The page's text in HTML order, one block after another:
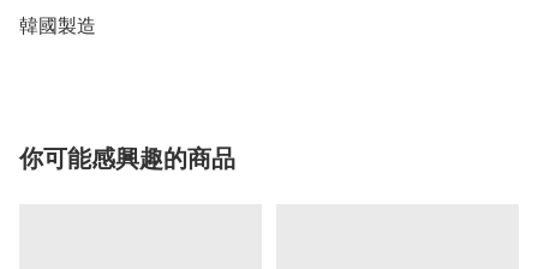
韓國製造
你可能感興趣的商品